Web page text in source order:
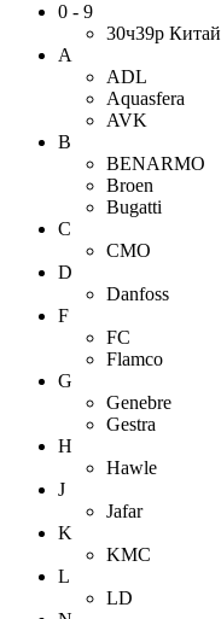
0 - 9
30ч39р Китай
A
ADL
Aquasfera
AVK
B
BENARMO
Broen
Bugatti
C
CMO
D
Danfoss
F
FC
Flamco
G
Genebre
Gestra
H
Hawle
J
Jafar
K
KMC
L
LD